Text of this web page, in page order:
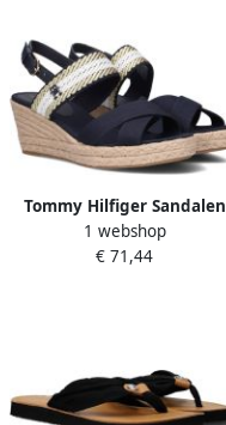
Tommy Hilfiger Sandalen
met sleehak GOLDEN
WEBBING MID WEDGE
1 webshop
€ 71,44